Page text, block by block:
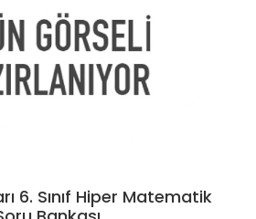
6. Sınıf Hiper Matematik